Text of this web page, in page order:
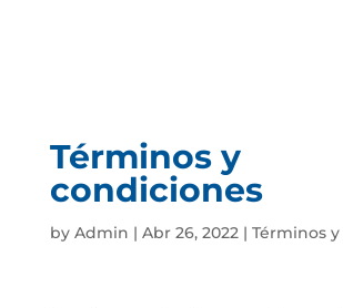
Términos y
condiciones
by Admin | Abr 26, 2022| Términos